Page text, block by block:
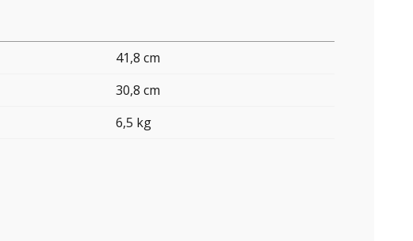
41,8 cm
30,8 cm
6,5 kg